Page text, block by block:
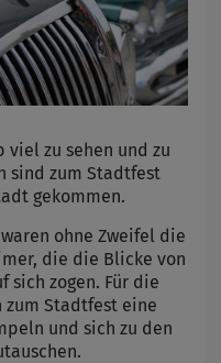
viel zu sehen und zu
sind zum Stadtfest
gekommen.
ohne Zweifel die
die die Blicke von
sich zogen. Für die
zum Stadtfest eine
und sich zu den